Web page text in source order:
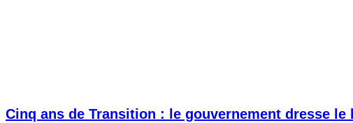
Cinq ans de Transition : le gouvernement dresse